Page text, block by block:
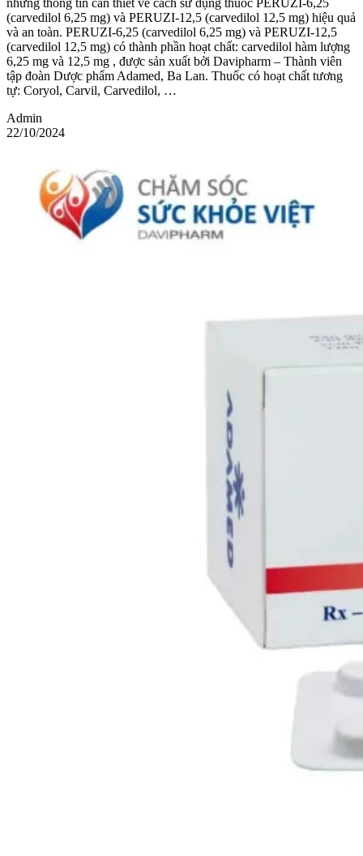
những thông tin cần thiết về cách sử dụng thuốc PERUZI-6,25
(carvedilol 6,25 mg) và PERUZI-12,5 (carvedilol 12,5 mg) hiệu quả
và an toàn. PERUZI-6,25 (carvedilol 6,25 mg) và PERUZI-12,5
(carvedilol 12,5 mg) có thành phần hoạt chất: carvedilol hàm lượng
6,25 mg và 12,5 mg , được sản xuất bởi Davipharm – Thành viên
tập đoàn Dược phẩm Adamed, Ba Lan. Thuốc có hoạt chất tương
tự: Coryol, Carvil, Carvedilol, …
Admin
22/10/2024